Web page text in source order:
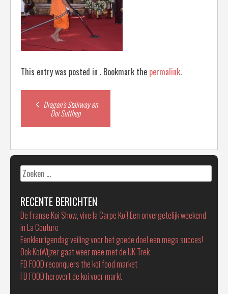
This entry was posted in . Bookmark the permalink.
Post
navigation
Dragon’s Stairway en
Doi Sutthep
Zoeken
naar:
RECENTE BERICHTEN
De Franse Koi Show, vive la Carpe Koï! Een onvergetelijk weekend
in La Couture
Eenkleurigendag veiling voor het goede doel een mega succes!
Ook KoiWijzer gaat weer mee met de UK Trek
FD FOOD reconquers the koi food market
FD FOOD herovert de koi voer markt